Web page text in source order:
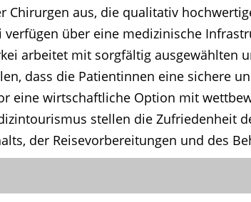
aus, die qualitativ
über eine medizinische
arbeitet mit sorgfältig ausgewählten
dass die Patientinnen eine sichere
eine wirtschaftliche Option mit
stellen die Zufriedenheit
der Reisevorbereitungen und des